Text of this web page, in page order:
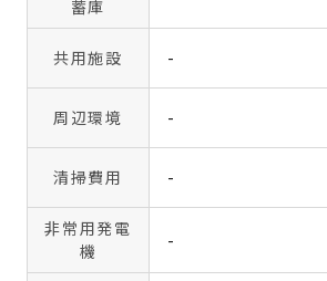
蓄庫
共用施設 -
周辺環境 -
清掃費用 -
非常用発電
機
-